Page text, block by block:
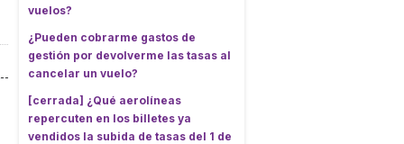
vuelos?
¿Pueden cobrarme gastos de
gestión por devolverme las tasas al
cancelar un vuelo?
[cerrada] ¿Qué aerolíneas
repercuten en los billetes ya
vendidos la subida de tasas del 1 de